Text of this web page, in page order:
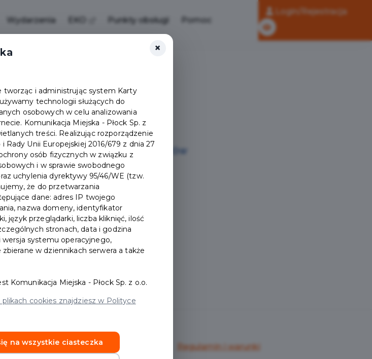
Wydarzenia EKO Punkty obsługi Pomoc
Login/Rejestracja
grafiką komputerową 2D
Regulamin i warunki
×
tworząc i administrując system Karty
technologii służących do
osobowych w celu analizowania
Komunikacja Miejska - Płock Sp. z
treści. Realizując rozporządzenie
Rady Unii Europejskiej 2016/679 z dnia 27
osób fizycznych w związku z
i w sprawie swobodnego
uchylenia dyrektywy 95/46/WE (tzw.
że do przetwarzania
dane: adres IP twojego
nazwa domeny, identyfikator
język przeglądarki, liczba kliknięć, ilość
stronach, data i godzina
systemu operacyjnego,
w dziennikach serwera a także
Komunikacja Miejska - Płock Sp. z o.o.
cookies znajdziesz w Polityce
na wszystkie ciasteczka